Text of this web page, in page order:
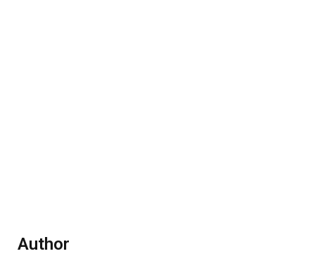
Author